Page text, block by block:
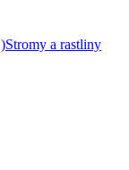
Stromy a rastliny